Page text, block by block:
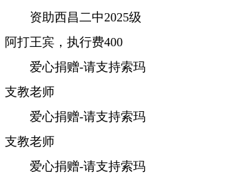
资助西昌二中2025级
阿打王宾，执行费400
爱心捐赠-请支持索玛
支教老师
爱心捐赠-请支持索玛
支教老师
爱心捐赠-请支持索玛